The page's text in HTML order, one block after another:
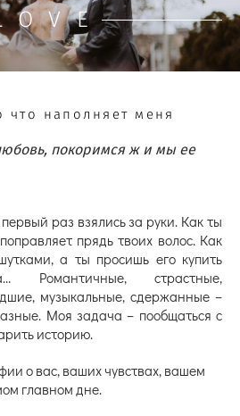
что наполняет меня
покоримся ж и мы ее
раз взялись за руки. Как ты
прядь твоих волос. Как
а ты просишь его купить
Романтичные, страстные,
музыкальные, сдержанные –
Моя задача – пообщаться с
историю.
о вас, ваших чувствах, вашем
главном дне.